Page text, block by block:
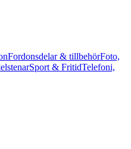
Fordonsdelar & tillbehörFoto,
Sport & FritidTelefoni,